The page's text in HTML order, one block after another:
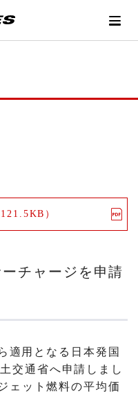
）
チャージを申請
用となる日本発国
交通省へ申請しまし
ェット燃料の平均価